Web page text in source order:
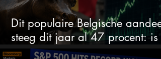
Dit populaire Belgische aandeel
steeg dit jaar al 47 procent: is
ruimte voor meer?